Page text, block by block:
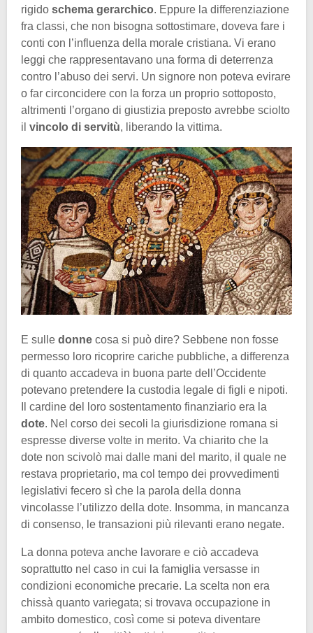
rigido schema gerarchico. Eppure la differenziazione
fra classi, che non bisogna sottostimare, doveva fare i
conti con l’influenza della morale cristiana. Vi erano
leggi che rappresentavano una forma di deterrenza
contro l’abuso dei servi. Un signore non poteva evirare
o far circoncidere con la forza un proprio sottoposto,
altrimenti l’organo di giustizia preposto avrebbe sciolto
il vincolo di servitù, liberando la vittima.
E sulle donne cosa si può dire? Sebbene non fosse
permesso loro ricoprire cariche pubbliche, a differenza
di quanto accadeva in buona parte dell’Occidente
potevano pretendere la custodia legale di figli e nipoti.
Il cardine del loro sostentamento finanziario era la
dote. Nel corso dei secoli la giurisdizione romana si
espresse diverse volte in merito. Va chiarito che la
dote non scivolò mai dalle mani del marito, il quale ne
restava proprietario, ma col tempo dei provvedimenti
legislativi fecero sì che la parola della donna
vincolasse l’utilizzo della dote. Insomma, in mancanza
di consenso, le transazioni più rilevanti erano negate.
La donna poteva anche lavorare e ciò accadeva
soprattutto nel caso in cui la famiglia versasse in
condizioni economiche precarie. La scelta non era
chissà quanto variegata; si trovava occupazione in
ambito domestico, così come si poteva diventare